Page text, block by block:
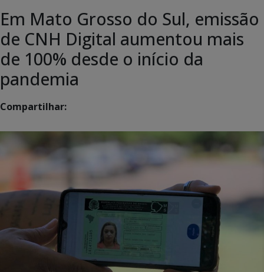
Em Mato Grosso do Sul, emissão
de CNH Digital aumentou mais
de 100% desde o início da
pandemia
Compartilhar: